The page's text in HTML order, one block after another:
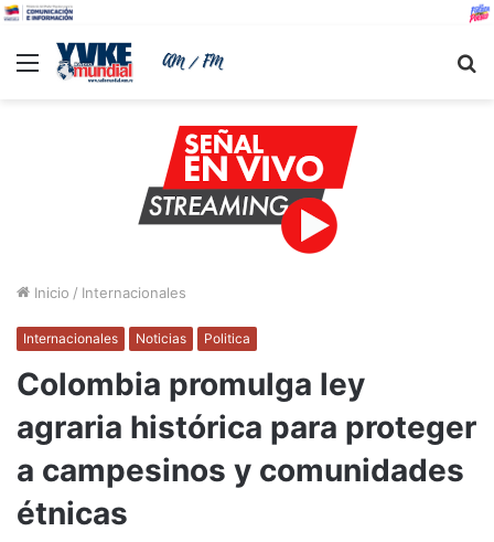
Menu
Inicio / Internacionales
Internacionales Noticias Politica
Colombia promulga ley
agraria histórica para proteger
a campesinos y comunidades
étnicas